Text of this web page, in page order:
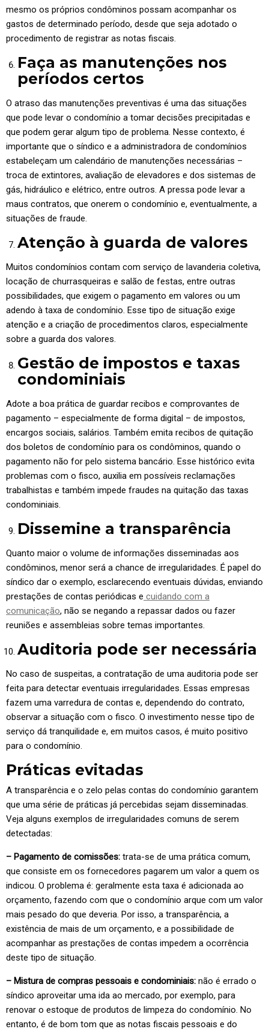
mesmo os próprios condôminos possam acompanhar os
gastos de determinado período, desde que seja adotado o
procedimento de registrar as notas fiscais.
Faça as manutenções nos
períodos certos
O atraso das manutenções preventivas é uma das situações
que pode levar o condomínio a tomar decisões precipitadas e
que podem gerar algum tipo de problema. Nesse contexto, é
importante que o síndico e a administradora de condomínios
estabeleçam um calendário de manutenções necessárias –
troca de extintores, avaliação de elevadores e dos sistemas de
gás, hidráulico e elétrico, entre outros. A pressa pode levar a
maus contratos, que onerem o condomínio e, eventualmente, a
situações de fraude.
Atenção à guarda de valores
Muitos condomínios contam com serviço de lavanderia coletiva,
locação de churrasqueiras e salão de festas, entre outras
possibilidades, que exigem o pagamento em valores ou um
adendo à taxa de condomínio. Esse tipo de situação exige
atenção e a criação de procedimentos claros, especialmente
sobre a guarda dos valores.
Gestão de impostos e taxas
condominiais
Adote a boa prática de guardar recibos e comprovantes de
pagamento – especialmente de forma digital – de impostos,
encargos sociais, salários. Também emita recibos de quitação
dos boletos de condomínio para os condôminos, quando o
pagamento não for pelo sistema bancário. Esse histórico evita
problemas com o fisco, auxilia em possíveis reclamações
trabalhistas e também impede fraudes na quitação das taxas
condominiais.
Dissemine a transparência
Quanto maior o volume de informações disseminadas aos
condôminos, menor será a chance de irregularidades. É papel do
síndico dar o exemplo, esclarecendo eventuais dúvidas, enviando
prestações de contas periódicas e cuidando com a
comunicação, não se negando a repassar dados ou fazer
reuniões e assembleias sobre temas importantes.
Auditoria pode ser necessária
No caso de suspeitas, a contratação de uma auditoria pode ser
feita para detectar eventuais irregularidades. Essas empresas
fazem uma varredura de contas e, dependendo do contrato,
observar a situação com o fisco. O investimento nesse tipo de
serviço dá tranquilidade e, em muitos casos, é muito positivo
para o condomínio.
Práticas evitadas
A transparência e o zelo pelas contas do condomínio garantem
que uma série de práticas já percebidas sejam disseminadas.
Veja alguns exemplos de irregularidades comuns de serem
detectadas:
– Pagamento de comissões: trata-se de uma prática comum,
que consiste em os fornecedores pagarem um valor a quem os
indicou. O problema é: geralmente esta taxa é adicionada ao
orçamento, fazendo com que o condomínio arque com um valor
mais pesado do que deveria. Por isso, a transparência, a
existência de mais de um orçamento, e a possibilidade de
acompanhar as prestações de contas impedem a ocorrência
deste tipo de situação.
– Mistura de compras pessoais e condominiais: não é errado o
síndico aproveitar uma ida ao mercado, por exemplo, para
renovar o estoque de produtos de limpeza do condomínio. No
entanto, é de bom tom que as notas fiscais pessoais e do